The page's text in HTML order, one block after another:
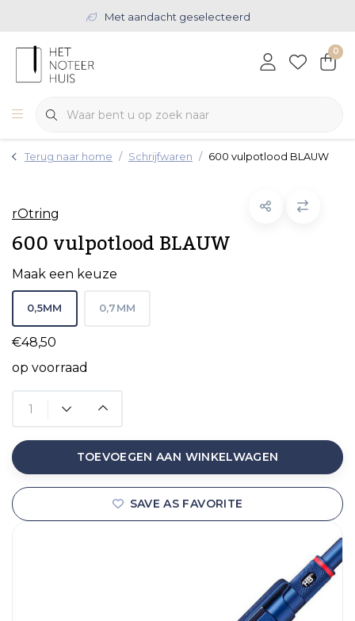
Met aandacht geselecteerd
0
Terug naar home Schrijfwaren 600 vulpotlood BLAUW
rOtring
600 vulpotlood BLAUW
Maak een keuze
0,5MM 0,7MM
€48,50
op voorraad
TOEVOEGEN AAN WINKELWAGEN
SAVE AS FAVORITE